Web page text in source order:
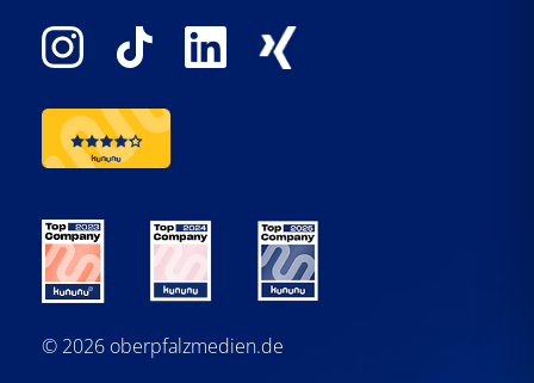
© 2026 oberpfalzmedien.de